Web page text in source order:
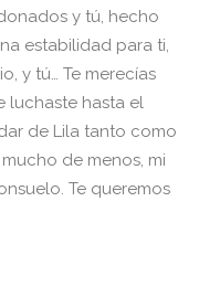
y tú, hecho
estabilidad para ti,
y tú… Te merecías
luchaste hasta el
de Lila tanto como
de menos, mi
Te queremos